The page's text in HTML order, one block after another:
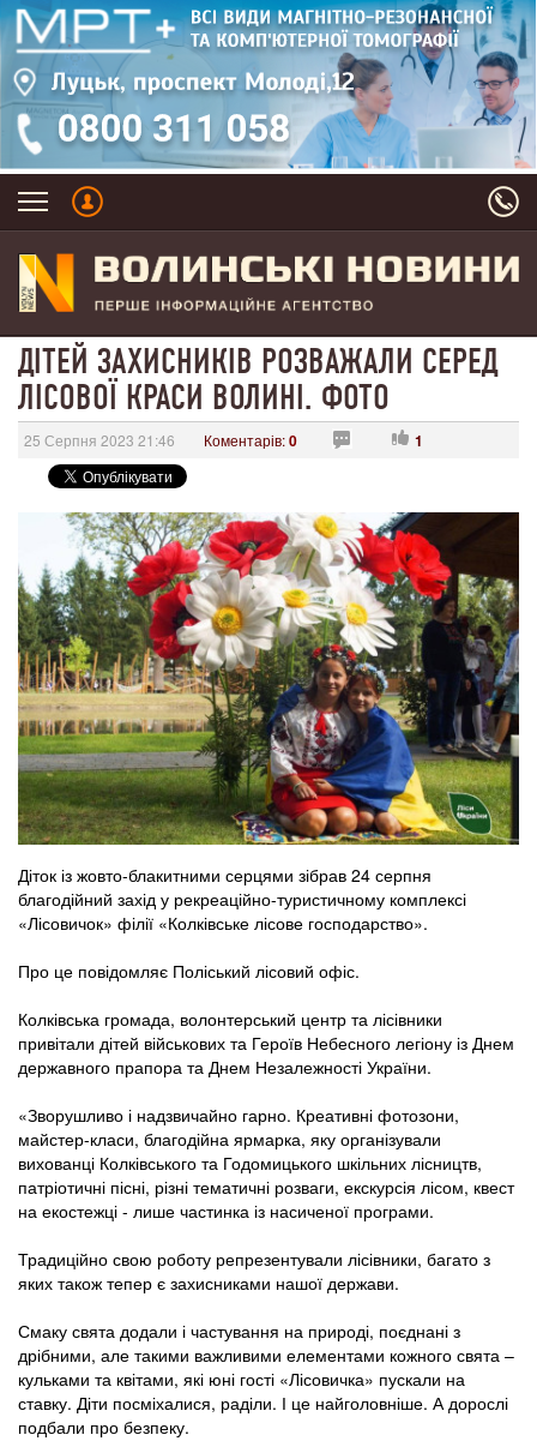
ДІТЕЙ ЗАХИСНИКІВ РОЗВАЖАЛИ СЕРЕД
ЛІСОВОЇ КРАСИ ВОЛИНІ. ФОТО
25 Серпня 2023 21:46 Коментарів:0 1
Діток із жовто-блакитними серцями зібрав 24 серпня
благодійний захід у рекреаційно-туристичному комплексі
«Лісовичок» філії «Колківське лісове господарство».
Про це повідомляє Поліський лісовий офіс.
Колківська громада, волонтерський центр та лісівники
привітали дітей військових та Героїв Небесного легіону із Днем
державного прапора та Днем Незалежності України.
«Зворушливо і надзвичайно гарно. Креативні фотозони,
майстер-класи, благодійна ярмарка, яку організували
вихованці Колківського та Годомицького шкільних лісництв,
патріотичні пісні, різні тематичні розваги, екскурсія лісом, квест
на екостежці - лише частинка із насиченої програми.
Традиційно свою роботу репрезентували лісівники, багато з
яких також тепер є захисниками нашої держави.
Смаку свята додали і частування на природі, поєднані з
дрібними, але такими важливими елементами кожного свята –
кульками та квітами, які юні гості «Лісовичка» пускали на
ставку. Діти посміхалися, раділи. І це найголовніше. А дорослі
подбали про безпеку.